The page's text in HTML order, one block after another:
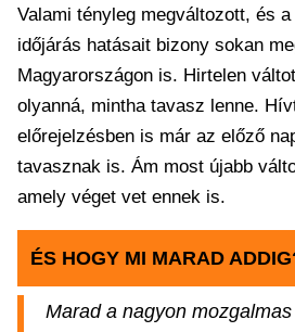
Valami tényleg megváltozott, és
időjárás hatásait bizony sokan
Magyarországon is. Hirtelen
olyanná, mintha tavasz lenne.
előrejelzésben is már az előző
tavasznak is. Ám most újabb
amely véget vet ennek is.
ÉS HOGY MI MARAD
Marad a nagyon